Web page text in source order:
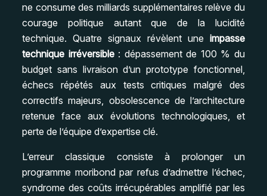
ne consume des milliards supplémentaires relève du
courage politique autant que de la lucidité
technique. Quatre signaux révèlent une impasse
technique irréversible: dépassement de 100 % du
budget sans livraison d’un prototype fonctionnel,
échecs répétés aux tests critiques malgré des
correctifs majeurs, obsolescence de l’architecture
retenue face aux évolutions technologiques, et
perte de l’équipe d’expertise clé.
L’erreur classique consiste à prolonger un
programme moribond par refus d’admettre l’échec,
syndrome des coûts irrécupérables amplifié par les